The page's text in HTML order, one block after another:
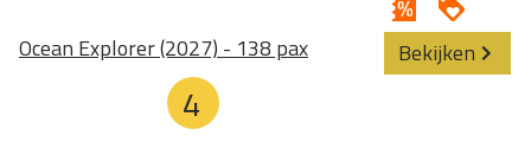
Ocean Explorer (2027) - 138 pax
4
Bekijken